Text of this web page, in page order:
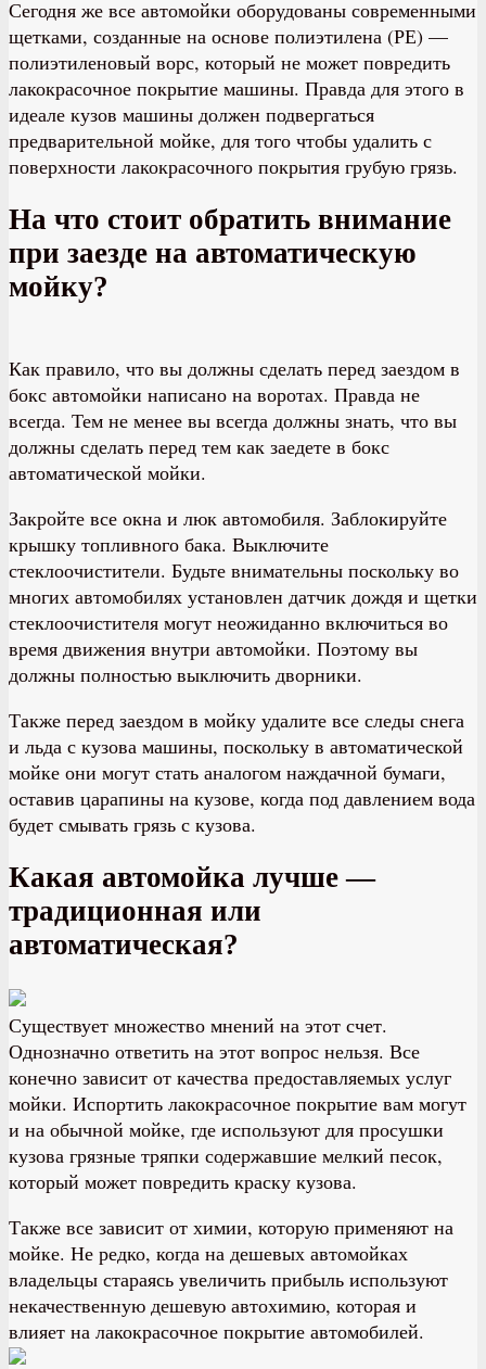
Сегодня же все автомойки оборудованы современными
щетками, созданные на основе полиэтилена (РЕ) —
полиэтиленовый ворс, который не может повредить
лакокрасочное покрытие машины. Правда для этого в
идеале кузов машины должен подвергаться
предварительной мойке, для того чтобы удалить с
поверхности лакокрасочного покрытия грубую грязь.
На что стоит обратить внимание
при заезде на автоматическую
мойку?
Как правило, что вы должны сделать перед заездом в
бокс автомойки написано на воротах. Правда не
всегда. Тем не менее вы всегда должны знать, что вы
должны сделать перед тем как заедете в бокс
автоматической мойки.
Закройте все окна и люк автомобиля. Заблокируйте
крышку топливного бака. Выключите
стеклоочистители. Будьте внимательны поскольку во
многих автомобилях установлен датчик дождя и щетки
стеклоочистителя могут неожиданно включиться во
время движения внутри автомойки. Поэтому вы
должны полностью выключить дворники.
Также перед заездом в мойку удалите все следы снега
и льда с кузова машины, поскольку в автоматической
мойке они могут стать аналогом наждачной бумаги,
оставив царапины на кузове, когда под давлением вода
будет смывать грязь с кузова.
Какая автомойка лучше —
традиционная или
автоматическая?
Существует множество мнений на этот счет.
Однозначно ответить на этот вопрос нельзя. Все
конечно зависит от качества предоставляемых услуг
мойки. Испортить лакокрасочное покрытие вам могут
и на обычной мойке, где используют для просушки
кузова грязные тряпки содержавшие мелкий песок,
который может повредить краску кузова.
Также все зависит от химии, которую применяют на
мойке. Не редко, когда на дешевых автомойках
владельцы стараясь увеличить прибыль используют
некачественную дешевую автохимию, которая и
влияет на лакокрасочное покрытие автомобилей.